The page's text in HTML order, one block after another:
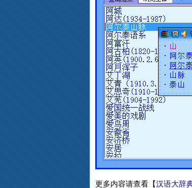
更多内容请查看【汉语大辞